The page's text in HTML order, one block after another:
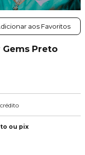
aos Favoritos
Preto
ou pix